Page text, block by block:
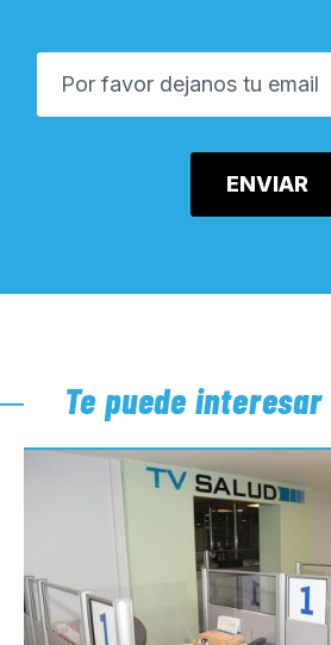
Te puede interesar